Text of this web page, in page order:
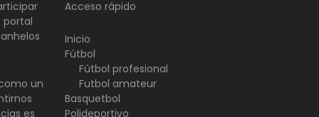
portal
un
es
Acceso rápido
Inicio
Fútbol
Fútbol profesional
Futbol amateur
Basquetbol
Polideportivo